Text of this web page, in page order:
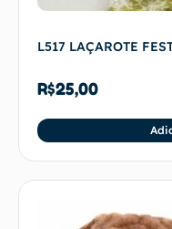
L517 LAÇAROTE
R$25,00